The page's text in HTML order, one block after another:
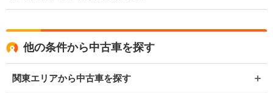
他の条件から中古車を探す
関東エリアから中古車を探す